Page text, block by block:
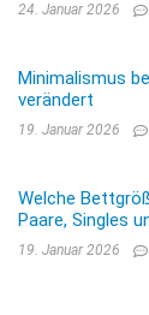
24. Januar 2026
Minimalismus
verändert
19. Januar 2026
Welche
Paare, Singles
19. Januar 2026